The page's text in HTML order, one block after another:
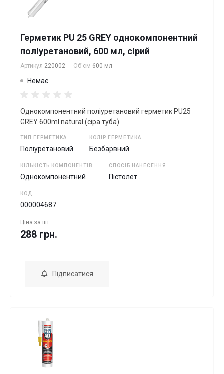
Герметик PU 25 GREY однокомпонентний
поліуретановий, 600 мл, сірий
Артикул 220002 Об'єм 600 мл
Немає
Однокомпонентний поліуретановий герметик PU25
GREY 600ml natural (сіра туба)
ТИП ГЕРМЕТИКА
Поліуретановий
КОЛІР ГЕРМЕТИКА
Безбарвний
КІЛЬКІСТЬ КОМПОНЕНТІВ
Однокомпонентний
СПОСІБ НАНЕСЕННЯ
Пістолет
КОД
000004687
Ціна за шт
288 грн.
Підписатися